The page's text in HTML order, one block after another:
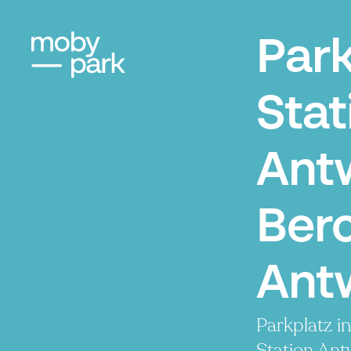
Parkplatz